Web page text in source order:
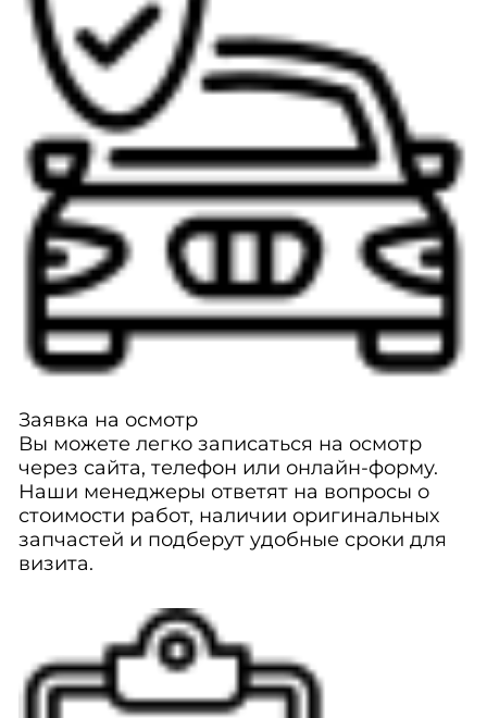
Заявка на осмотр
Вы можете легко записаться на осмотр
через сайта, телефон или онлайн-форму.
Наши менеджеры ответят на вопросы о
стоимости работ, наличии оригинальных
запчастей и подберут удобные сроки для
визита.